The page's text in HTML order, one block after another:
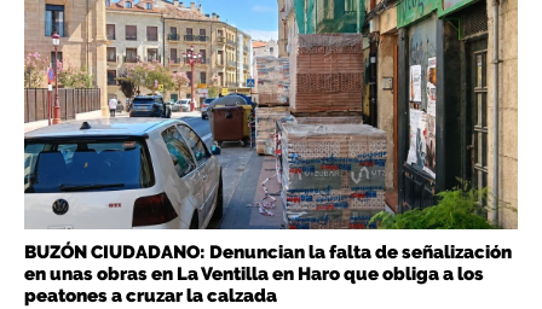
BUZÓN CIUDADANO: Denuncian la falta de señalización
en unas obras en La Ventilla en Haro que obliga a los
peatones a cruzar la calzada